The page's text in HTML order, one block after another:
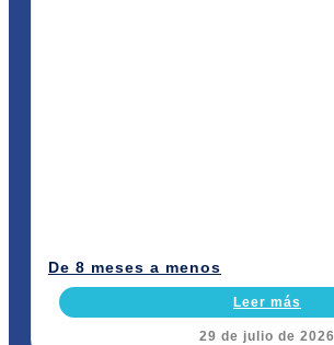
De 8 meses a menos
Leer más
29 de julio de 2026